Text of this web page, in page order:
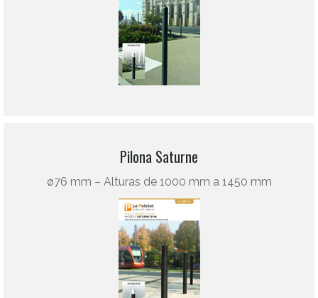
Pilona Saturne
ø76 mm – Alturas de 1000 mm a 1450 mm